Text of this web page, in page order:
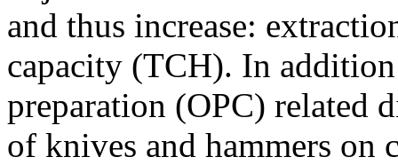
and thus increase:
capacity (TCH). In
preparation (OPC) related
of knives and hammers on